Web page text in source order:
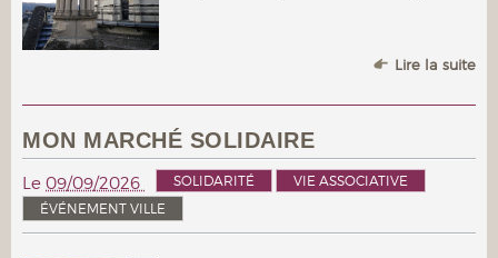
Lire la suite
MON MARCHÉ SOLIDAIRE
Le 09/09/2026 SOLIDARITÉ
VIE ASSOCIATIVE
ÉVÉNEMENT VILLE